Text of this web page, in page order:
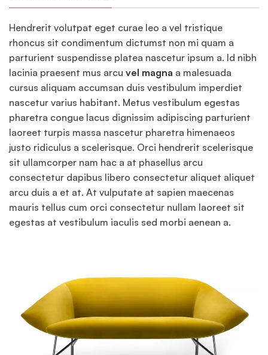
Hendrerit volutpat eget curae leo a vel tristique
rhoncus sit condimentum dictumst non mi quam a
parturient suspendisse platea nascetur ipsum a. Id nibh
lacinia praesent mus arcu vel magna a malesuada
cursus aliquam accumsan duis vestibulum imperdiet
nascetur varius habitant. Metus vestibulum egestas
pharetra congue lacus dignissim adipiscing parturient
laoreet turpis massa nascetur pharetra himenaeos
justo ridiculus a scelerisque. Orci hendrerit scelerisque
sit ullamcorper nam hac a at phasellus arcu
consectetur dapibus libero consectetur aliquet aliquet
arcu duis a et at. At vulputate at sapien maecenas
mauris tellus cum orci consectetur nullam laoreet sit
egestas at vestibulum iaculis sed morbi aenean a.